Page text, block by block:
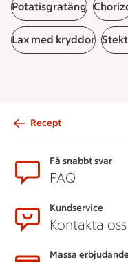
Potatisgratäng
Lax med kryddor
Recept
Få snabbt svar
FAQ
Kundservice
Kontakta oss
Massa